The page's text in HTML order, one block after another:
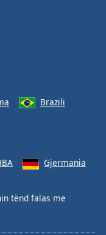
Brazili
Gjermania
tënd falas me